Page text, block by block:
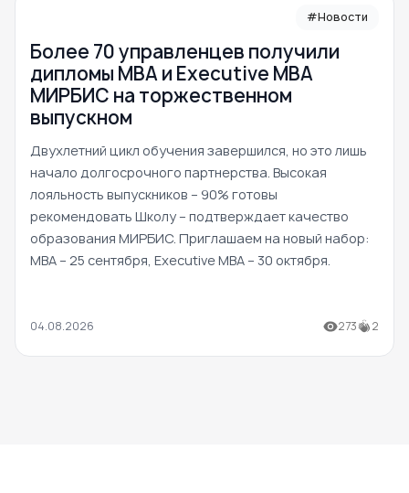
#Новости
Более 70 управленцев получили
дипломы MBA и Executive MBA
МИРБИС на торжественном
выпускном
Двухлетний цикл обучения завершился, но это лишь
начало долгосрочного партнерства. Высокая
лояльность выпускников – 90% готовы
рекомендовать Школу – подтверждает качество
образования МИРБИС. Приглашаем на новый набор:
MBA – 25 сентября, Executive MBA – 30 октября.
04.08.2026 273 2